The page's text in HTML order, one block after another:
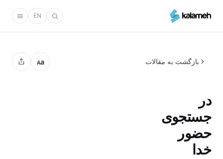
محتوای
EN
بازگشت به مقالات Aa
در
جستجوی
حضور
خدا